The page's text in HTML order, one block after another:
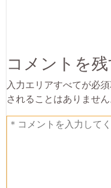
コメントを残
入力エリアすべてが必
されることはありません